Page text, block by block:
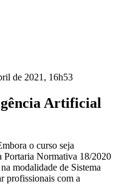
de 2021, 16h53
Artificial
o curso seja
Portaria Normativa 18/2020
modalidade de Sistema
com a